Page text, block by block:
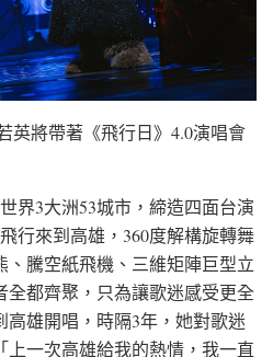
英將帶著《飛行日》4.0演唱會
界3大洲53城市，締造四面台演
行來到高雄，360度解構旋轉舞
、騰空紙飛機、三維矩陣巨型立
全都齊聚，只為讓歌迷感受更全
雄開唱，時隔3年，她對歌迷
上一次高雄給我的熱情，我一直